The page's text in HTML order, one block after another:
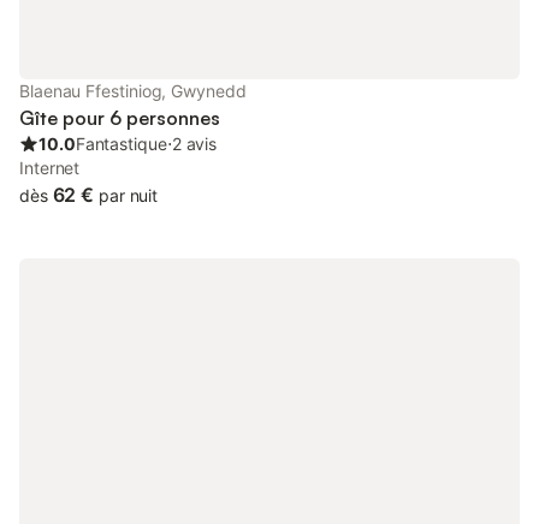
Blaenau Ffestiniog, Gwynedd
Gîte pour 6 personnes
10.0Fantastique⋅2 avis
Internet
dès 62 € par nuit